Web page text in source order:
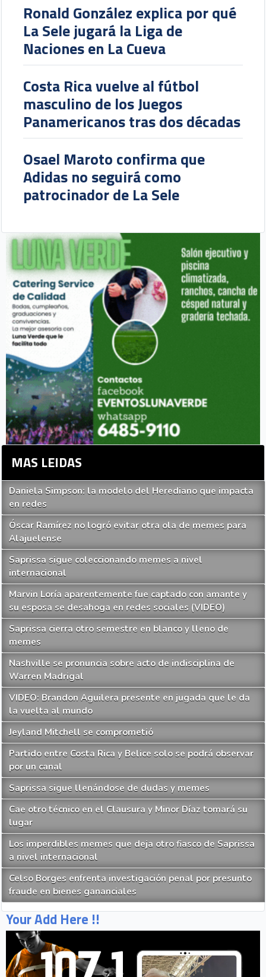
Ronald González explica por qué
La Sele jugará la Liga de
Naciones en La Cueva
Costa Rica vuelve al fútbol
masculino de los Juegos
Panamericanos tras dos décadas
Osael Maroto confirma que
Adidas no seguirá como
patrocinador de La Sele
MAS LEIDAS
Daniela Simpson: la modelo del Herediano que impacta
en redes
Óscar Ramírez no logró evitar otra ola de memes para
Alajuelense
Saprissa sigue coleccionando memes a nivel
internacional
Marvin Loría aparentemente fue captado con amante y
su esposa se desahoga en redes sociales (VIDEO)
Saprissa cierra otro semestre en blanco y lleno de
memes
Nashville se pronuncia sobre acto de indisciplina de
Warren Madrigal
VIDEO: Brandon Aguilera presente en jugada que le da
la vuelta al mundo
Jeyland Mitchell se comprometió
Partido entre Costa Rica y Belice solo se podrá observar
por un canal
Saprissa sigue llenándose de dudas y memes
Cae otro técnico en el Clausura y Minor Díaz tomará su
lugar
Los imperdibles memes que deja otro fiasco de Saprissa
a nivel internacional
Celso Borges enfrenta investigación penal por presunto
fraude en bienes gananciales
Your Add Here !!